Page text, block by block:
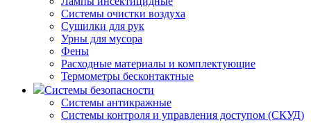
Системы очистки воздуха
Сушилки для рук
Урны для мусора
Фены
Расходные материалы и комплектующие
Термометры бесконтактные
Системы безопасности
Системы антикражные
Системы контроля и управления доступом (СКУД)